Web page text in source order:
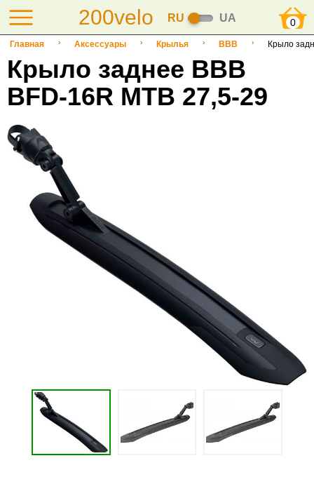
200velo RU UA 0
Главная Аксессуары Крылья BBB Крыло
Крыло заднее BBB
BFD-16R MTB 27,5-29